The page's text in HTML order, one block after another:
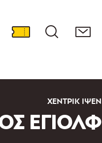
ΧΈΝΤΡΙΚ ΊΨΕΝ
ΕΓΙΟΛΦ